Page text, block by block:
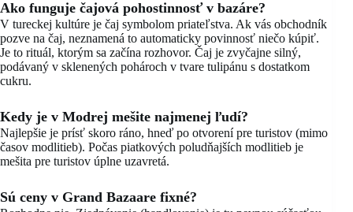
Ako funguje čajová pohostinnosť v bazáre?
V tureckej kultúre je čaj symbolom priateľstva. Ak vás obchodník
pozve na čaj, neznamená to automaticky povinnosť niečo kúpiť.
Je to rituál, ktorým sa začína rozhovor. Čaj je zvyčajne silný,
podávaný v sklenených pohároch v tvare tulipánu s dostatkom
cukru.
Kedy je v Modrej mešite najmenej ľudí?
Najlepšie je prísť skoro ráno, hneď po otvorení pre turistov (mimo
časov modlitieb). Počas piatkových poludňajších modlitieb je
mešita pre turistov úplne uzavretá.
Sú ceny v Grand Bazaare fixné?